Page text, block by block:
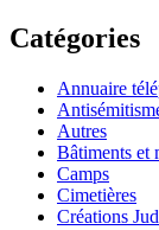
Catégories
Annuaire
Autres
Bâtiments et
Camps
Cimetières
Créations